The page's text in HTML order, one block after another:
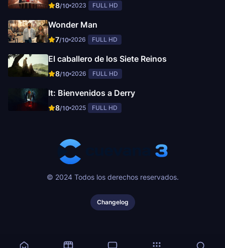
8/10 2023 FULL HD
Wonder Man
7/10 2026 FULL HD
El caballero de los Siete Reinos
8/10 2026 FULL HD
It: Bienvenidos a Derry
8/10 2025 FULL HD
© 2024 Todos los derechos reservados.
Changelog